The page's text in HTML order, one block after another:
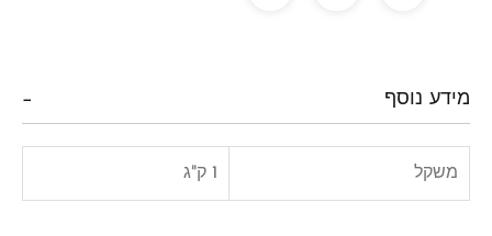
מידע נוסף
משקל 1 ק"ג